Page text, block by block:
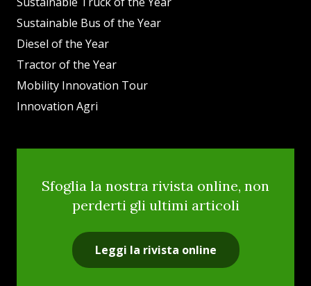
Sustainable Bus of the Year
Diesel of the Year
Tractor of the Year
Mobility Innovation Tour
Innovation Agri
Sfoglia la nostra rivista online, non
perderti gli ultimi articoli
Leggi la rivista online